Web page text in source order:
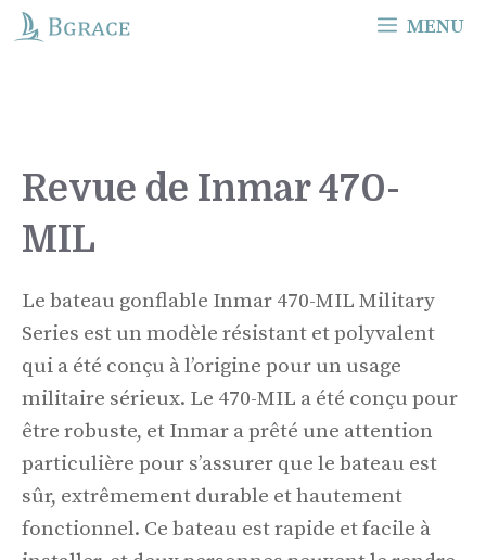
Skip
to
MENU
Revue de Inmar 470-
MIL
Le bateau gonflable Inmar 470-MIL Military
Series est un modèle résistant et polyvalent
qui a été conçu à l’origine pour un usage
militaire sérieux. Le 470-MIL a été conçu pour
être robuste, et Inmar a prêté une attention
particulière pour s’assurer que le bateau est
sûr, extrêmement durable et hautement
fonctionnel. Ce bateau est rapide et facile à